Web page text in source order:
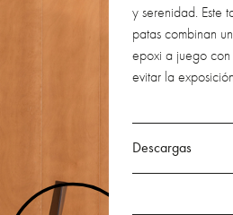
y serenidad. Este
patas combinan
epoxi a juego con
evitar la
Descargas